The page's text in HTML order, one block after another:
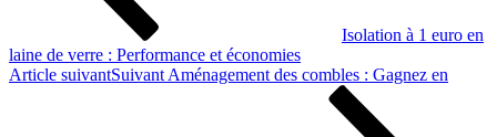
Isolation à 1 euro en
laine de verre : Performance et économies
Article suivantSuivant Aménagement des combles : Gagnez en